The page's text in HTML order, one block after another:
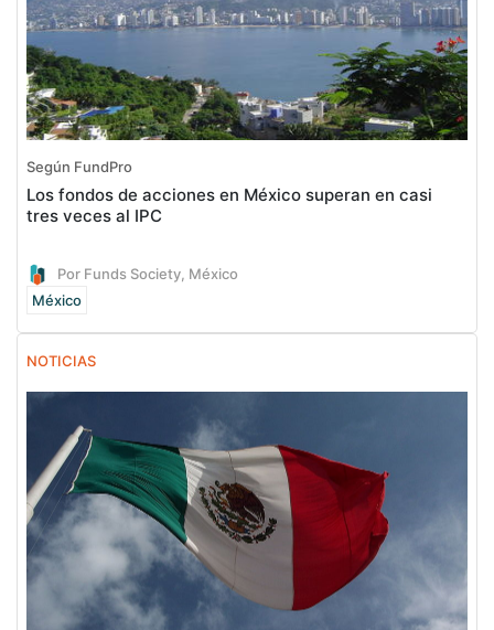
Según FundPro
Los fondos de acciones en México superan en casi
tres veces al IPC
Por Funds Society, México
México
NOTICIAS